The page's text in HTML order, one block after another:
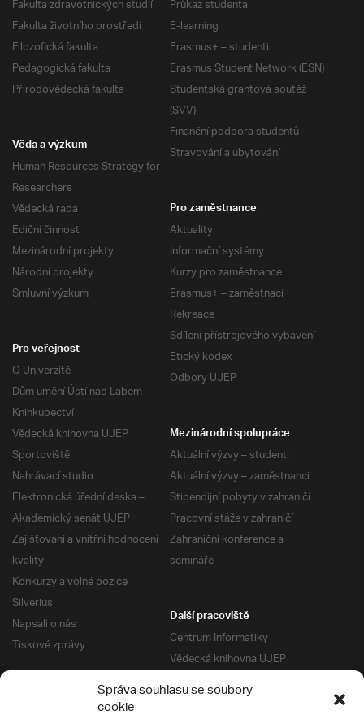
Správa souhlasu se soubory
cookie
Fakulta zdravotnických studií
Fakulta životního prostředí
Filozofická fakulta
Pedagogická fakulta
Přírodovědecká fakulta
Průkaz studenta
E-learning
Erasmus+ – studenti
Erasmus Student Network (ESN)
Studentská grantová soutěž
(SVV)
Finanční podpora studentů
Stravování a ubytování
Věda a výzkum
Human Resources Strategy for
Researchers
Vědecká rada
Ediční činnost
Mezinárodní projekty
Národní projekty
Smluvní výzkum
Pro zaměstnance
Aktuality
Informační systémy
Kurzy pro zaměstnance
Erasmus+ – zaměstnaci
Rekreace
Sdílení přístrojového vybavení
Etický kodex
Odbory UJEP
Pro veřejnost
O Univerzitě
Dům umění Ústí nad Labem
Knihkupectví
Vědecká knihovna UJEP
Sportoviště
Nahrávací studio
Elektronická úřední deska –
Akademický senát UJEP
Zajišťování a vnitřní hodnocení
kvality
Konkurzy a volné pozice
Silverius
Napsali o nás
Tiskové zprávy
Mezinárodní spolupráce
Aktuální výzvy – studenti
Aktuální výzvy – zaměstnanci
Stipendijní pobyty v zahraničí
Pracovní stáže v zahraničí
Zahraniční konference a
semináře
Další pracoviště
Centrum Informatiky
Vědecká knihovna UJEP
Správa kolejí a menz
Univerzitní centrum podpory